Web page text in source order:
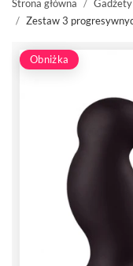
Strona główna
Zestaw 3
Obniżka